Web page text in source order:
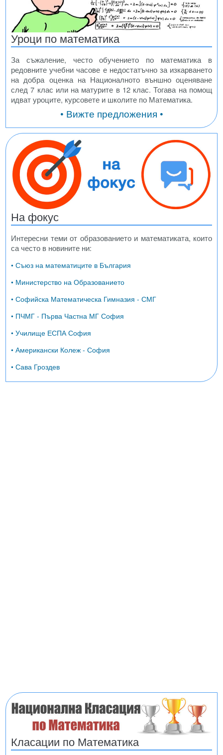
Уроци по математика
За съжаление, често обучението по математика в
редовните учебни часове е недостатъчно за изкарването
на добра оценка на Националното външно оценяване
след 7 клас или на матурите в 12 клас. Тогава на помощ
идват уроците, курсовете и школите по Математика.
• Вижте предложения •
На фокус
Интересни теми от образованието и математиката, които
са често в новините ни:
• Съюз на математиците в България
• Министерство на Образованието
• Софийска Математическа Гимназия - СМГ
• ПЧМГ - Първа Частна МГ София
• Училище ЕСПА София
• Американски Колеж - София
• Сава Гроздев
Класации по Математика